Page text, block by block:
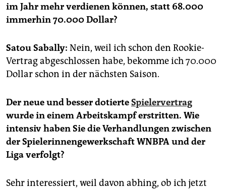
im Jahr mehr verdienen können, statt 68.000
immerhin 70.000 Dollar?
Satou Sabally: Nein, weil ich schon den Rookie-
Vertrag abgeschlossen habe, bekomme ich 70.000
Dollar schon in der nächsten Saison.
Der neue und besser dotierteSpielervertrag
wurde in einem Arbeitskampf erstritten. Wie
intensiv haben Sie die Verhandlungen zwischen
der Spielerinnengewerkschaft WNBPA und der
Liga verfolgt?
Sehr interessiert, weil davon abhing, ob ich jetzt